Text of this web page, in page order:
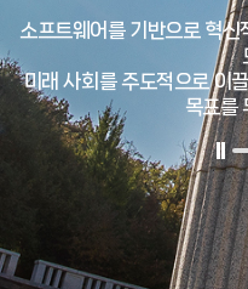
소프트웨어를 기반으로 혁신
미래 사회를 주도적으로 이
목표를